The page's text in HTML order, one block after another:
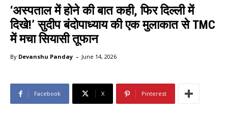
‘अस्पताल में होने की बात कही, फिर दिल्ली में
दिखे!’ सुदीप बंदोपाध्याय की एक मुलाकात से TMC
में मचा सियासी तूफान
By Devanshu Panday - June 14, 2026
Facebook X Pinterest